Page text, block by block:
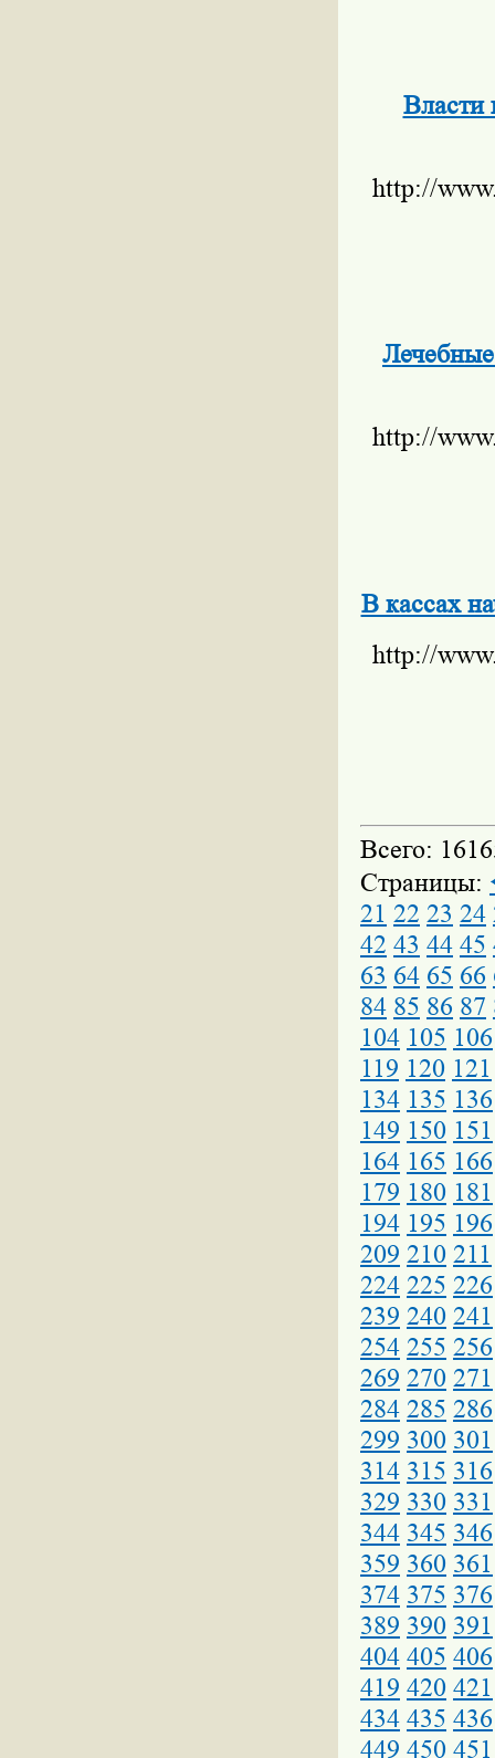
Власти
http://
http://
В кассах
http://
Всего:
Страницы:
21 22 23 24
42 43 44 45
63 64 65 66
84 85 86 87
104 105 106
119 120 121
134 135 136
149 150 151
164 165 166
179 180 181
194 195 196
209 210 211
224 225 226
239 240 241
254 255 256
269 270 271
284 285 286
299 300 301
314 315 316
329 330 331
344 345 346
359 360 361
374 375 376
389 390 391
404 405 406
419 420 421
434 435 436
449 450 451